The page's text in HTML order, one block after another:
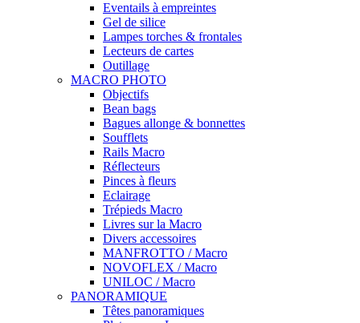
Eventails à empreintes
Gel de silice
Lampes torches & frontales
Lecteurs de cartes
Outillage
MACRO PHOTO
Objectifs
Bean bags
Bagues allonge & bonnettes
Soufflets
Rails Macro
Réflecteurs
Pinces à fleurs
Eclairage
Trépieds Macro
Livres sur la Macro
Divers accessoires
MANFROTTO / Macro
NOVOFLEX / Macro
UNILOC / Macro
PANORAMIQUE
Têtes panoramiques